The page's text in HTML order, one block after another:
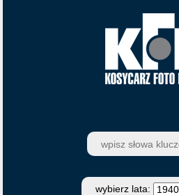
wybierz lata: